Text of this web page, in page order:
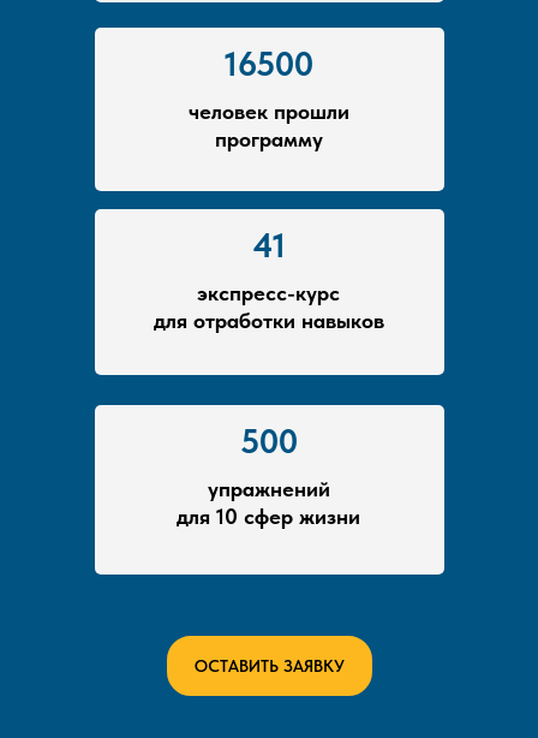
500
упражнений
для 10 сфер жизни
41
экспресс-курс
для отработки навыков
человек прошли
программу
16500
ОСТАВИТЬ ЗАЯВКУ